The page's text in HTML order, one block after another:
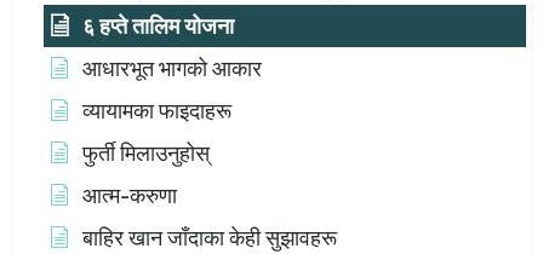
६ हप्ते तालिम योजना
आधारभूत भागको आकार
व्यायामका फाइदाहरू
फुर्ती मिलाउनुहोस्
आत्म-करुणा
बाहिर खान जाँदाका केही सुझावहरू